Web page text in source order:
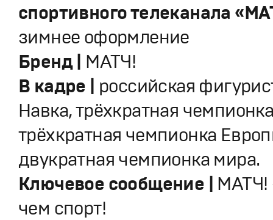
спортивного телеканала
зимнее оформление
Бренд | МАТЧ!
В кадре | российская
Навка, трёхкратная
трёхкратная чемпионка
двукратная чемпионка мира.
Ключевое сообщение | МАТЧ!
чем спорт!